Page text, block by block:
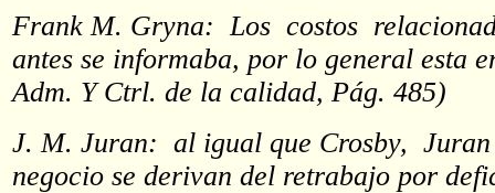
Frank M. Gryna: Los costos
antes se informaba, por lo general esta
Adm. Y Ctrl. de la calidad, Pág. 485)
J. M. Juran: al igual que Crosby,
negocio se derivan del retrabajo por